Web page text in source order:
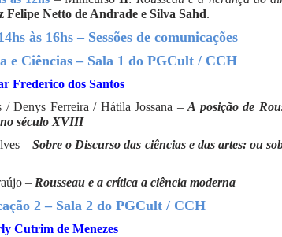
Felipe Netto de Andrade e Silva Sahd.
às 16hs – Sessões de comunicações
e Ciências – Sala 1 do PGCult / CCH
Frederico dos Santos
/ Denys Ferreira / Hátila Jossana – A posição de
no século XVIII
– Sobre o Discurso das ciências e das artes: ou
– Rousseau e a crítica a ciência moderna
2 – Sala 2 do PGCult / CCH
Cutrim de Menezes